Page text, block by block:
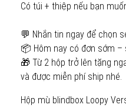
Có túi + thiệp nếu bạn
💬 Nhắn tin ngay để chọn
📦 Hôm nay có đơn sớm –
🎁 Từ 2 hộp trở lên tặng
và được miễn phí ship nhé.
Hộp mù blindbox Loopy